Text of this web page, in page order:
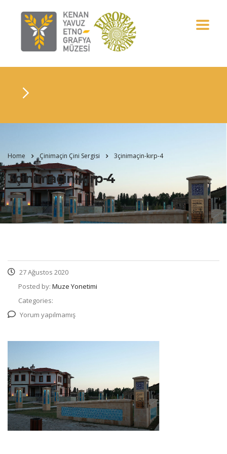
Home Çinimaçin Çini Sergisi 3çinimaçin-kırp-4
3çinimaçin-kırp-4
27 Ağustos 2020
Posted by: Muze Yonetimi
Categories:
Yorum yapılmamış